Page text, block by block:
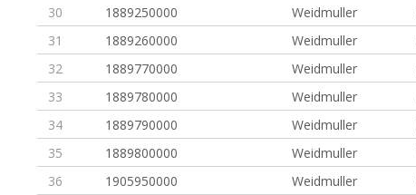
30 1889250000 Weidmuller
31 1889260000 Weidmuller
32 1889770000 Weidmuller
33 1889780000 Weidmuller
34 1889790000 Weidmuller
35 1889800000 Weidmuller
36 1905950000 Weidmuller